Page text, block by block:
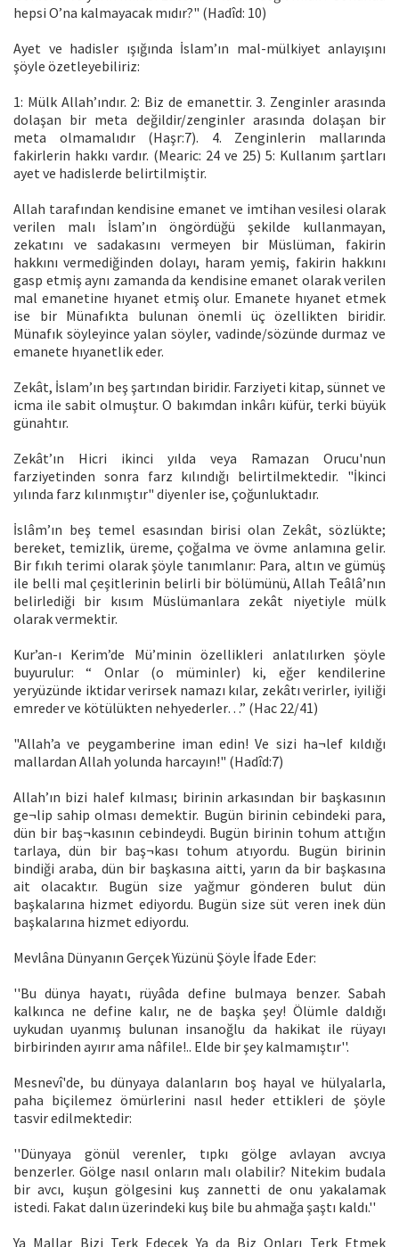
hepsi O’na kalmayacak mıdır?" (Hadîd: 10)
Ayet ve hadisler ışığında İslam’ın mal-mülkiyet anlayışını
şöyle özetleyebiliriz:
1: Mülk Allah’ındır. 2: Biz de emanettir. 3. Zenginler arasında
dolaşan bir meta değildir/zenginler arasında dolaşan bir
meta olmamalıdır (Haşr:7). 4. Zenginlerin mallarında
fakirlerin hakkı vardır. (Mearic: 24 ve 25) 5: Kullanım şartları
ayet ve hadislerde belirtilmiştir.
Allah tarafından kendisine emanet ve imtihan vesilesi olarak
verilen malı İslam’ın öngördüğü şekilde kullanmayan,
zekatını ve sadakasını vermeyen bir Müslüman, fakirin
hakkını vermediğinden dolayı, haram yemiş, fakirin hakkını
gasp etmiş aynı zamanda da kendisine emanet olarak verilen
mal emanetine hıyanet etmiş olur. Emanete hıyanet etmek
ise bir Münafıkta bulunan önemli üç özellikten biridir.
Münafık söyleyince yalan söyler, vadinde/sözünde durmaz ve
emanete hıyanetlik eder.
Zekât, İslam’ın beş şartından biridir. Farziyeti kitap, sünnet ve
icma ile sabit olmuştur. O bakımdan inkârı küfür, terki büyük
günahtır.
Zekât’ın Hicri ikinci yılda veya Ramazan Orucu'nun
farziyetinden sonra farz kılındığı belirtilmektedir. "İkinci
yılında farz kılınmıştır" diyenler ise, çoğunluktadır.
İslâm’ın beş temel esasından birisi olan Zekât, sözlükte;
bereket, temizlik, üreme, çoğalma ve övme anlamına gelir.
Bir fıkıh terimi olarak şöyle tanımlanır: Para, altın ve gümüş
ile belli mal çeşitlerinin belirli bir bölümünü, Allah Teâlâ’nın
belirlediği bir kısım Müslümanlara zekât niyetiyle mülk
olarak vermektir.
Kur’an-ı Kerim’de Mü’minin özellikleri anlatılırken şöyle
buyurulur: “ Onlar (o müminler) ki, eğer kendilerine
yeryüzünde iktidar verirsek namazı kılar, zekâtı verirler, iyiliği
emreder ve kötülükten nehyederler…” (Hac 22/41)
"Allah’a ve peygamberine iman edin! Ve sizi ha¬lef kıldığı
mallardan Allah yolunda harcayın!" (Hadîd:7)
Allah’ın bizi halef kılması; birinin arkasından bir başkasının
ge¬lip sahip olması demektir. Bugün birinin cebindeki para,
dün bir baş¬kasının cebindeydi. Bugün birinin tohum attığın
tarlaya, dün bir baş¬kası tohum atıyordu. Bugün birinin
bindiği araba, dün bir başkasına aitti, yarın da bir başkasına
ait olacaktır. Bugün size yağmur gönderen bulut dün
başkalarına hizmet ediyordu. Bugün size süt veren inek dün
başkalarına hizmet ediyordu.
Mevlâna Dünyanın Gerçek Yüzünü Şöyle İfade Eder:
''Bu dünya hayatı, rüyâda define bulmaya benzer. Sabah
kalkınca ne define kalır, ne de başka şey! Ölümle daldığı
uykudan uyanmış bulunan insanoğlu da hakikat ile rüyayı
birbirinden ayırır ama nâfile!.. Elde bir şey kalmamıştır''.
Mesnevî'de, bu dünyaya dalanların boş hayal ve hülyalarla,
paha biçilemez ömürlerini nasıl heder ettikleri de şöyle
tasvir edilmektedir:
''Dünyaya gönül verenler, tıpkı gölge avlayan avcıya
benzerler. Gölge nasıl onların malı olabilir? Nitekim budala
bir avcı, kuşun gölgesini kuş zannetti de onu yakalamak
istedi. Fakat dalın üzerindeki kuş bile bu ahmağa şaştı kaldı.''
Ya Mallar Bizi Terk Edecek Ya da Biz Onları Terk Etmek